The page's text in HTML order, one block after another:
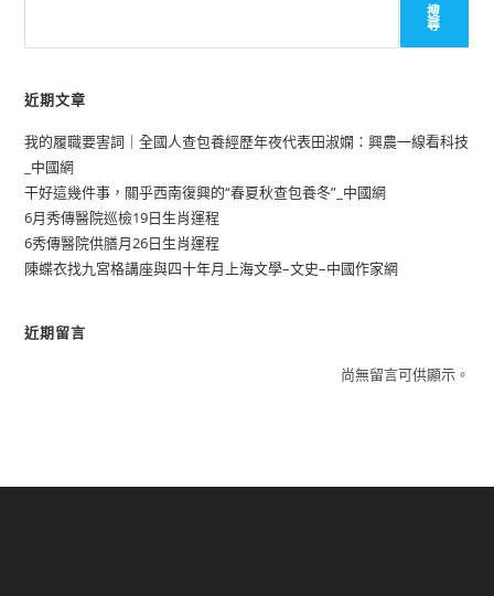
搜
尋
近期文章
我的履職要害詞｜全國人查包養經歷年夜代表田淑嫻：興農一線看科技
_中國網
干好這幾件事，關乎西南復興的“春夏秋查包養冬”_中國網
6月秀傳醫院巡檢19日生肖運程
6秀傳醫院供膳月26日生肖運程
陳蝶衣找九宮格講座與四十年月上海文學–文史–中國作家網
近期留言
尚無留言可供顯示。